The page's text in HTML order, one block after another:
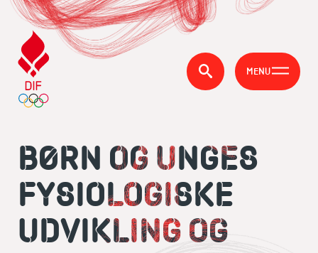
MENU
BØRN OG UNGES
FYSIOLOGISKE
UDVIKLING OG